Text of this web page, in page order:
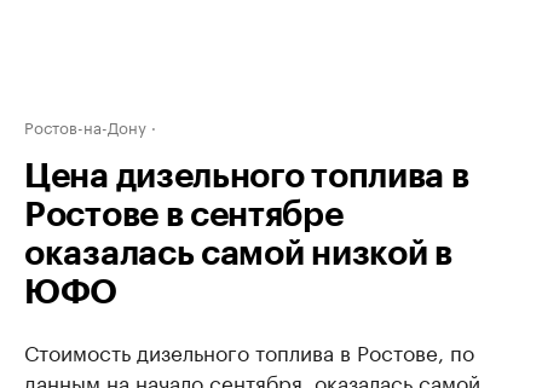
Ростов-на-Дону
Цена дизельного топлива в
Ростове в сентябре
оказалась самой низкой в
ЮФО
Стоимость дизельного топлива в Ростове, по
данным на начало сентября, оказалась самой